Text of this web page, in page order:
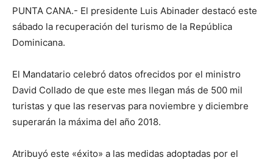
PUNTA CANA.- El presidente Luis Abinader destacó este
sábado la recuperación del turismo de la República
Dominicana.
El Mandatario celebró datos ofrecidos por el ministro
David Collado de que este mes llegan más de 500 mil
turistas y que las reservas para noviembre y diciembre
superarán la máxima del año 2018.
Atribuyó este «éxito» a las medidas adoptadas por el